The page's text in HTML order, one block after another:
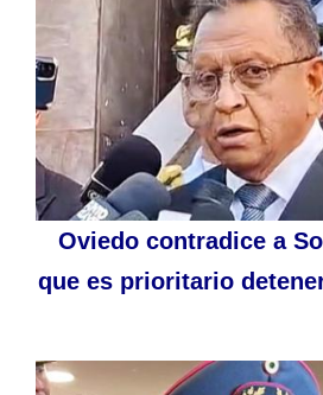
Oviedo contradice a
que es prioritario